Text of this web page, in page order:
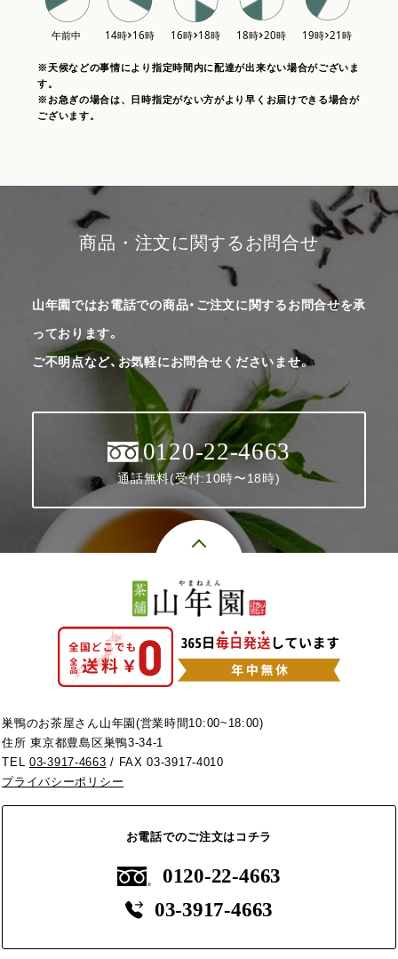
※天候などの事情により指定時間内に配達が出来ない場合がございま
す。
※お急ぎの場合は、日時指定がない方がより早くお届けできる場合が
ございます。
商品・注文に関するお問合せ
山年園ではお電話での商品・ご注文に関するお問合せを承
っております。
ご不明点など、お気軽にお問合せくださいませ。
0120-22-4663
通話無料(受付:10時〜18時)
巣鴨のお茶屋さん山年園(営業時間10:00~18:00)
住所 東京都豊島区巣鴨3-34-1
TEL03-3917-4663 / FAX 03-3917-4010
プライバシーポリシー
お電話でのご注文はコチラ
0120-22-4663
03-3917-4663